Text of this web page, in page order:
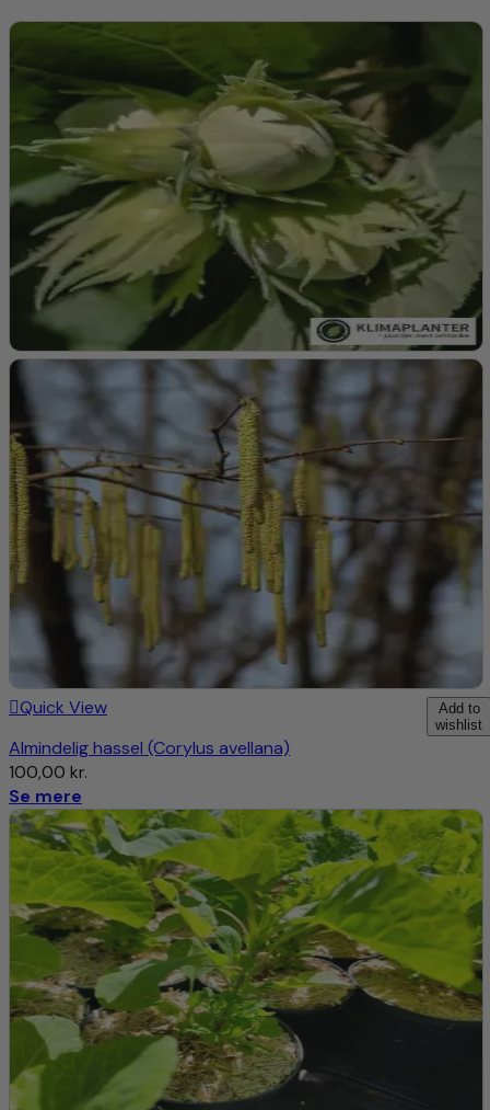
Plantebeskrivelse Oca ‘tuberosa’ Oxalis
tuberosa
Knolde:
Form og Farve:Små til mellemstore aflange knolde i farver
som gul, rød, orange, pink eller lilla, afhængigt af sorten.
Denne sort har rosa/pink knolde
Smag:Mild og let syrlig med en nøddeagtig undertone.
Smagen bliver sødere efter høst, når knoldene udsættes
for sollys i et par dage.
Løv:
Farve:
Kløverformede, grønne blade med en let syrlig smag,
der minder om skovsyre.
Udseende:Dekorative blade, der minder om kløver og
tilføjer en prydværdi til haven.
Blomster:
Farve:
Små, lysegule eller orange blomster.
Tidspunkt:
Blomstrer sent på sæsonen, typisk i
sensommeren eller efteråret.
Vækst:
Højde og Udbredelse: Kompakt og busket vækst, op til
20-30 cm høj og 30-40 cm bred.
Dyrkningsvejledning Oca ‘tuberosa’ Oxalis
tuberosa
1. Placering og Forberedelse:
Foretrækker fuld sol, men kan tåle let skygge. Mere sol
giver større og sødere knolde.
Jord:Let, veldrænet jord med et højt organisk indhold.
Oca foretrækker let sur jord med en pH mellem 5,5 og 6,5.
Forberedelse: Løs jorden godt før plantning, og tilsæt
kompost for at forbedre jordens struktur og
Add to
wishlist
Quick View
Almindelig hassel (Corylus avellana)
100,00 kr.
Se mere